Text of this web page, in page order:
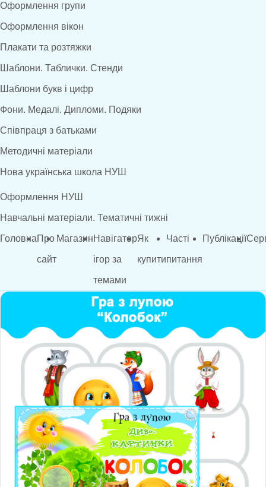
Оформлення групи
Оформлення вікон
Плакати та розтяжки
Шаблони. Таблички. Стенди
Шаблони букв і цифр
Фони. Медалі. Дипломи. Подяки
Співпраця з батьками
Методичні матеріали
Нова українська школа НУШ
Оформлення НУШ
Навчальні матеріали. Тематичні тижні
ГоловнаПро
сайт
МагазинНавігатор
ігор за
темами
Як
купити
Часті
питання
Публікації